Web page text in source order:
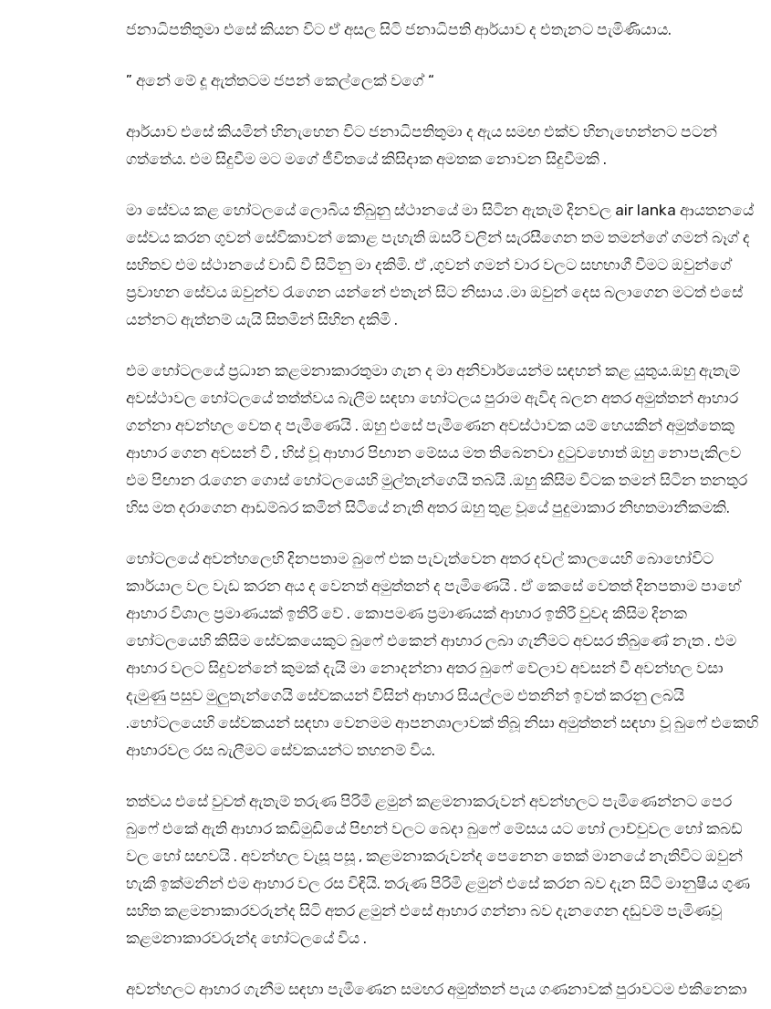
ජනාධිපතිතුමා එසේ කියන විට ඒ අසල සිටි ජනාධිපති ආර්යාව ද එතැනට පැමිණියාය.
” අනේ මේ දූ ඇත්තටම ජපන් කෙල්ලෙක් වගේ “
ආර්යාව එසේ කියමින් හිනැහෙන විට ජනාධිපතිතුමා ද ඇය සමඟ එක්ව හිනැහෙන්නට පටන්
ගත්තේය. එම සිදුවීම මට මගේ ජීවිතයේ කිසිදාක අමතක නොවන සිදුවීමකි .
මා සේවය කළ හෝටලයේ ලොබිය තිබුනු ස්ථානයේ මා සිටින ඇතැම් දිනවල air lanka ආයතනයේ
සේවය කරන ගුවන් සේවිකාවන් කොළ පැහැති ඔසරි වලින් සැරසීගෙන තම තමන්ගේ ගමන් බෑග් ද
සහිතව එම ස්ථානයේ වාඩි වී සිටිනු මා දකිමි. ඒ ,ගුවන් ගමන් වාර වලට සහභාගී වීමට ඔවුන්ගේ
ප්‍රවාහන සේවය ඔවුන්ව රැගෙන යන්නේ එතැන් සිට නිසාය .මා ඔවුන් දෙස බලාගෙන මටත් එසේ
යන්නට ඇත්නම් යැයි සිතමින් සිහින දකිමි .
එම හෝටලයේ ප්‍රධාන කළමනාකාරතුමා ගැන ද මා අනිවාර්යෙන්ම සඳහන් කළ යුතුය.ඔහු ඇතැම්
අවස්ථාවල හෝටලයේ තත්ත්වය බැලීම සඳහා හෝටලය පුරාම ඇවිද බලන අතර අමුත්තන් ආහාර
ගන්නා අවන්හල වෙත ද පැමිණෙයි . ඔහු එසේ පැමිණෙන අවස්ථාවක යම් හෙයකින් අමුත්තෙකු
ආහාර ගෙන අවසන් වී , හිස් වූ ආහාර පිඟාන මේසය මත තිබෙනවා දුටුවහොත් ඔහු නොපැකිලව
එම පිඟාන රැගෙන ගොස් හෝටලයෙහි මුල්තැන්ගෙයි තබයි .ඔහු කිසිම විටක තමන් සිටින තනතුර
හිස මත දරාගෙන ආඩම්බර කමින් සිටියේ නැති අතර ඔහු තුළ වූයේ පුදුමාකාර නිහතමානීකමකි.
හෝටලයේ අවන්හලෙහි දිනපතාම බුෆේ එක පැවැත්වෙන අතර දවල් කාලයෙහි බොහෝවිට
කාර්යාල වල වැඩ කරන අය ද වෙනත් අමුත්තන් ද පැමිණෙයි . ඒ කෙසේ වෙතත් දිනපතාම පාහේ
ආහාර විශාල ප්‍රමාණයක් ඉතිරි වේ . කොපමණ ප්‍රමාණයක් ආහාර ඉතිරි වුවද කිසිම දිනක
හෝටලයෙහි කිසිම සේවකයෙකුට බුෆේ එකෙන් ආහාර ලබා ගැනීමට අවසර තිබුණේ නැත . එම
ආහාර වලට සිදුවන්නේ කුමක් දැයි මා නොදන්නා අතර බුෆේ වේලාව අවසන් වී අවන්හල වසා
දැමුණු පසුව මුලුතැන්ගෙයි සේවකයන් විසින් ආහාර සියල්ලම එතනින් ඉවත් කරනු ලබයි
.හෝටලයෙහි සේවකයන් සඳහා වෙනමම ආපනශාලාවක් තිබූ නිසා අමුත්තන් සඳහා වූ බුෆේ එකෙහි
ආහාරවල රස බැලීමට සේවකයන්ට තහනම් විය.
තත්වය එසේ වුවත් ඇතැම් තරුණ පිරිමි ළමුන් කළමනාකරුවන් අවන්හලට පැමිණෙන්නට පෙර
බුෆේ එකේ ඇති ආහාර කඩිමුඩියේ පිඟන් වලට බෙදා බුෆේ මේසය යට හෝ ලාච්චුවල හෝ කබඩ්
වල හෝ සඟවයි . අවන්හල වැසූ පසූ , කළමනාකරුවන්ද පෙනෙන තෙක් මානයේ නැතිවිට ඔවුන්
හැකි ඉක්මනින් එම ආහාර වල රස විඳියි. තරුණ පිරිමි ළමුන් එසේ කරන බව දැන සිටි මානුෂීය ගුණ
සහිත කළමනාකාරවරුන්ද සිටි අතර ළමුන් එසේ ආහාර ගන්නා බව දැනගෙන දඬුවම් පැමිණවූ
කළමනාකාරවරුන්ද හෝටලයේ විය .
අවන්හලට ආහාර ගැනීම සඳහා පැමිණෙන සමහර අමුත්තන් පැය ගණනාවක් පුරාවටම එකිනෙකා